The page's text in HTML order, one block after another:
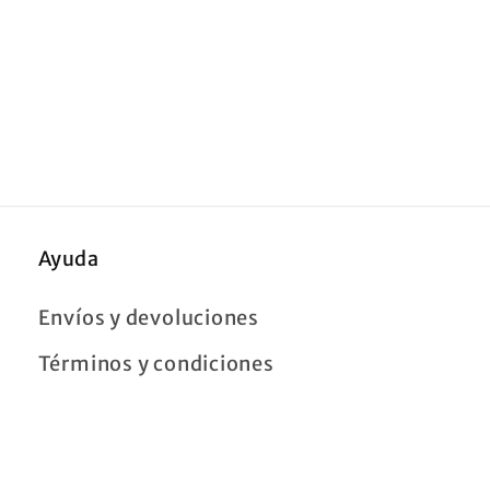
Ayuda
Envíos y devoluciones
Términos y condiciones